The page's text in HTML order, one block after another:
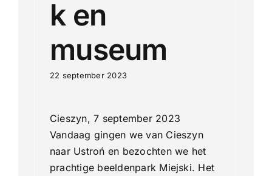
k en
museum
22 september 2023
Cieszyn, 7 september 2023
Vandaag gingen we van Cieszyn
naar Ustroń en bezochten we het
prachtige beeldenpark Miejski. Het